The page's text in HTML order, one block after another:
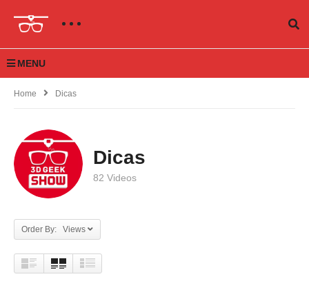
MENU
Home Dicas
Dicas
82 Videos
Order By: Views